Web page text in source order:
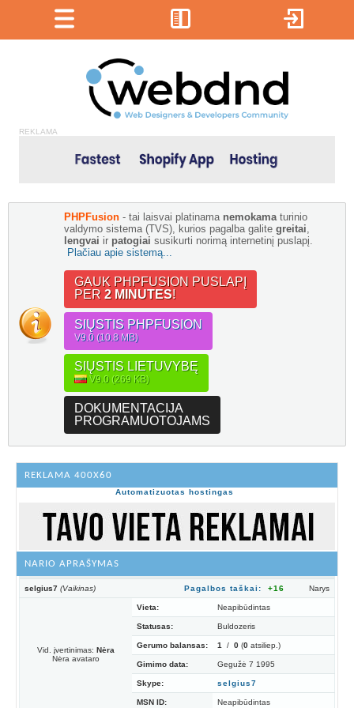
REKLAMA
PHPFusion - tai laisvai platinama nemokama turinio
valdymo sistema (TVS), kurios pagalba galite greitai
lengvai ir patogiai susikurti norimą internetinį puslapį.
Plačiau apie sistemą...
GAUK PHPFUSION PUSLAPĮ
PER 2 MINUTES!
SIŲSTIS PHPFUSION
V9.0 (10.8 MB)
SIŲSTIS LIETUVYBĘ
V9.0 (269 KB)
DOKUMENTACIJA
PROGRAMUOTOJAMS
REKLAMA 400X60
Automatizuotas hostingas
NARIO APRAŠYMAS
selgius7 (Vaikinas) Pagalbos taškai: +16 Narys
Vid. įvertinimas: Nėra
Nėra avataro
Vieta: Neapibūdintas
Statusas: Buldozeris
Gerumo balansas: 1 / 0 (0 atsiliep.)
Gimimo data: Gegužė 7 1995
Skype: selgius7
MSN ID: Neapibūdintas